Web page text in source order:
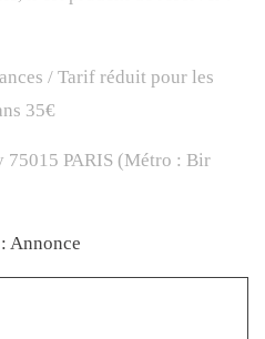
/ Tarif réduit pour les
35€
75015 PARIS (Métro : Bir
Annonce